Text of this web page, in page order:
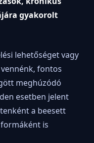
gyakorolt
lehetőséget vagy
fontos
meghúzódó
esetben jelent
a beesett
is